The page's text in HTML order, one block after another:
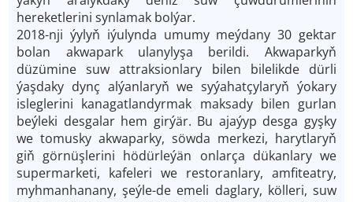
hereketlerini synlamak bolýar.
2018-nji ýylyň iýulynda umumy meýdany 30 gektar
bolan akwapark ulanylyşa berildi. Akwaparkyň
düzümine suw attraksionlary bilen bilelikde dürli
ýaşdaky dynç alýanlaryň we syýahatçylaryň ýokary
isleglerini kanagatlandyrmak maksady bilen gurlan
beýleki desgalar hem girýär. Bu ajaýyp desga gyşky
we tomusky akwaparky, söwda merkezi, harytlaryň
giň görnüşlerini hödürleýän onlarça dükanlary we
supermarketi, kafeleri we restoranlary, amfiteatry,
myhmanhanany, şeýle-de emeli daglary, kölleri, suw